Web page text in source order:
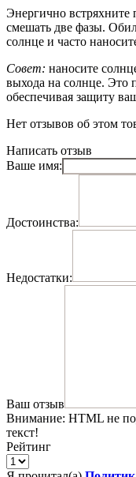
Энергично встряхните
смешать две фазы.
солнце и часто
Совет: наносите
выхода на солнце. Это
обеспечивая защиту
Нет отзывов об этом
Написать отзыв
Ваше имя:
Достоинства:
Недостатки:
Ваш отзыв
Внимание: HTML не
текст!
Рейтинг